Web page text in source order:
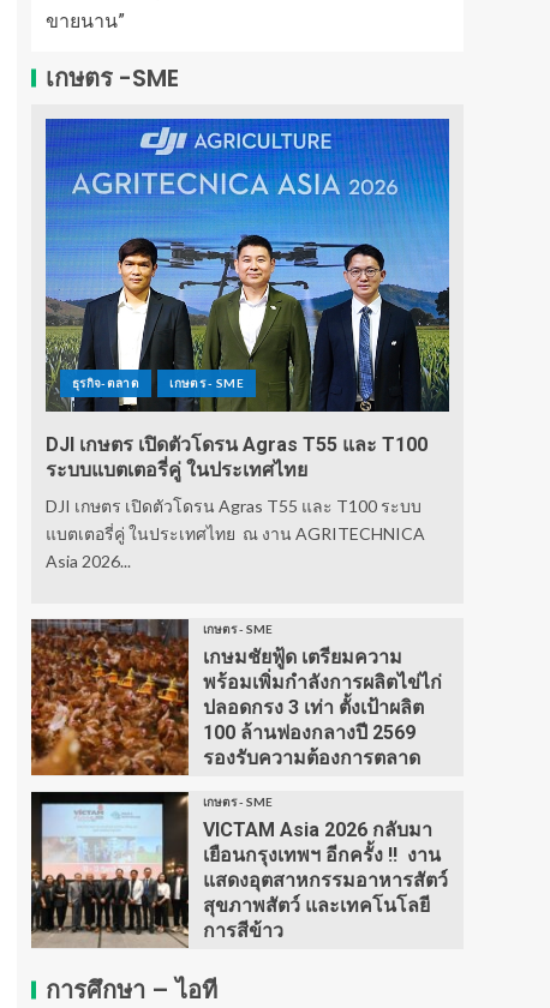
ขายนาน”
เกษตร -SME
ธุรกิจ-ตลาด เกษตร - SME
DJI เกษตร เปิดตัวโดรน Agras T55 และ T100
ระบบแบตเตอรี่คู่ ในประเทศไทย
DJI เกษตร เปิดตัวโดรน Agras T55 และ T100 ระบบ
แบตเตอรี่คู่ ในประเทศไทย ณ งาน AGRITECHNICA
Asia 2026...
เกษตร - SME
เกษมชัยฟู้ด เตรียมความ
พร้อมเพิ่มกำลังการผลิตไข่ไก่
ปลอดกรง 3 เท่า ตั้งเป้าผลิต
100 ล้านฟองกลางปี 2569
รองรับความต้องการตลาด
เกษตร - SME
VICTAM Asia 2026 กลับมา
เยือนกรุงเทพฯ อีกครั้ง !! งาน
แสดงอุตสาหกรรมอาหารสัตว์
สุขภาพสัตว์ และเทคโนโลยี
การสีข้าว
การศึกษา – ไอที